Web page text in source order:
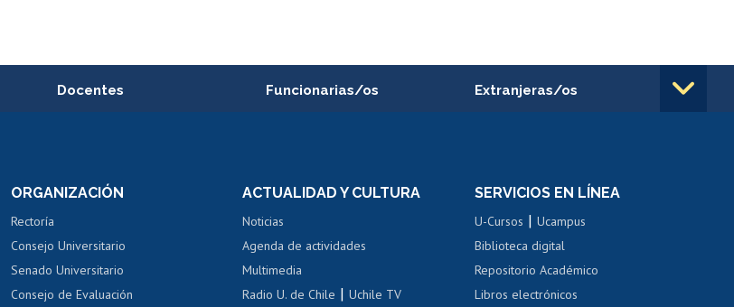
Docentes
Perfeccionamiento
Evaluación docente
Calificación académica
Postulación al AUCAI
Funcionarias/os
Portal de movilidad interna
Certificado de renta
Certificado de renta
Extranjeras/os
Cursos de español
ORGANIZACIÓN
Rectoría
Consejo Universitario
Senado Universitario
Consejo de Evaluación
ACTUALIDAD Y CULTURA
Noticias
Agenda de actividades
Multimedia
Radio U. de Chile |Uchile TV
SERVICIOS EN LÍNEA
U-Cursos |Ucampus
Biblioteca digital
Repositorio Académico
Libros electrónicos